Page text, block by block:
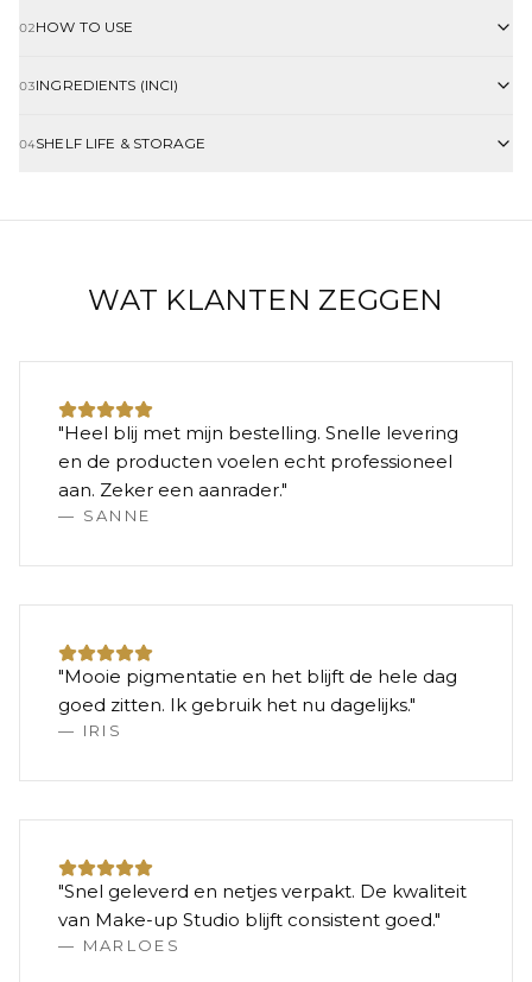
02HOW TO USE
03INGREDIENTS (INCI)
04SHELF LIFE & STORAGE
WAT KLANTEN ZEGGEN
"Heel blij met mijn bestelling. Snelle levering
en de producten voelen echt professioneel
aan. Zeker een aanrader."
— SANNE
"Mooie pigmentatie en het blijft de hele dag
goed zitten. Ik gebruik het nu dagelijks."
— IRIS
"Snel geleverd en netjes verpakt. De kwaliteit
van Make-up Studio blijft consistent goed."
— MARLOES